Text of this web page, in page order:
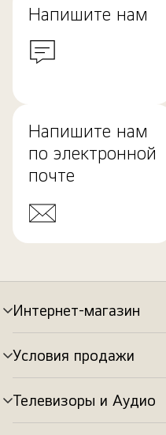
Напишите нам
Напишите нам
по электронной
почте
Интернет-магазин
Переключатель
меню
Условия продажи
Переключатель
меню
Телевизоры и Аудио
Переключатель
меню